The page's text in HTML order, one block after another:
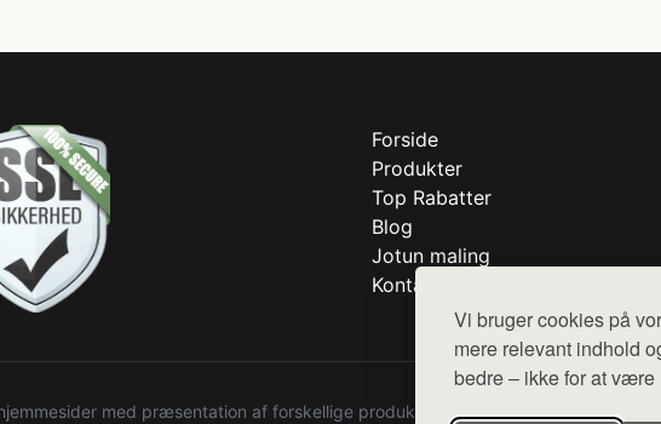
Vi bruger cookies på
mere relevant indhold
bedre – ikke for at være
Forside
Produkter
Top Rabatter
Blog
Jotun maling
Kontakt
med præsentation af forskellige produkter fra diverse webshops. Der